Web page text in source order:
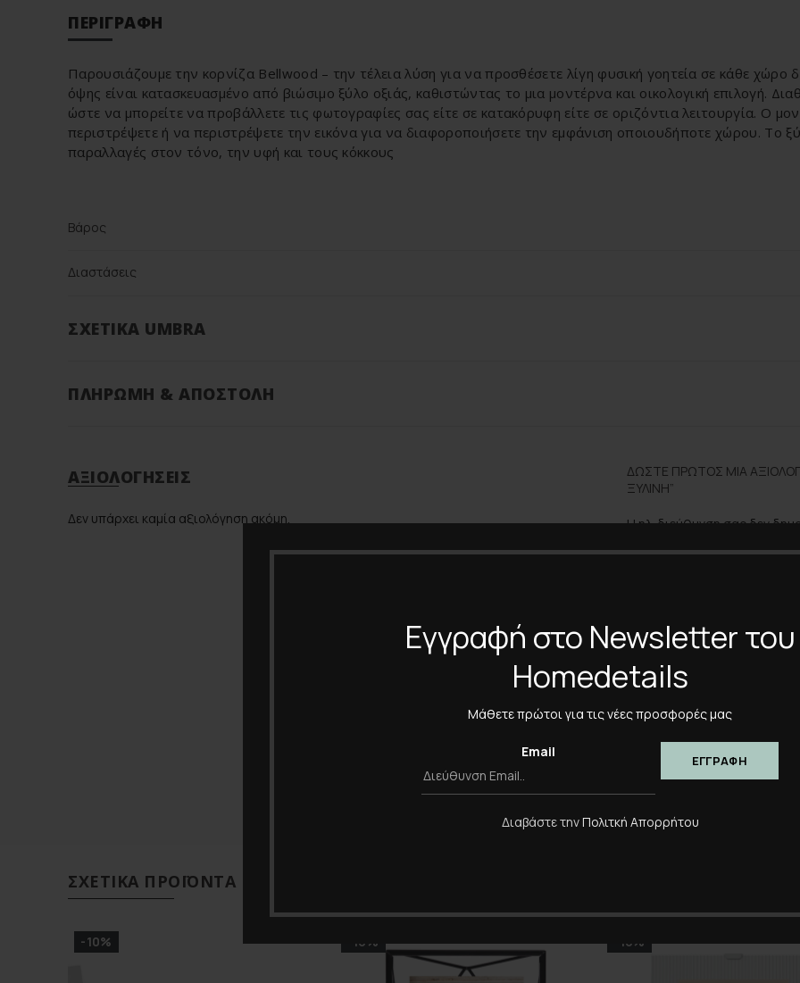
Εγγραφή στο Newsletter του
Homedetails
Μάθετε πρώτοι για τις νέες προσφορές μας
Email
Διαβάστε τηνΠολιτκή Απορρήτου
ΠΕΡΙΓΡΑΦΉ
Παρουσιάζουμε την κορνίζα Bellwood – την τέλεια λύση για να προσθέσετε λίγη φυσική γοητεία σε κάθε χώρο
όψης είναι κατασκευασμένο από βιώσιμο ξύλο οξιάς, καθιστώντας το μια μοντέρνα και οικολογική επιλογή.
ώστε να μπορείτε να προβάλλετε τις φωτογραφίες σας είτε σε κατακόρυφη είτε σε οριζόντια λειτουργία. Ο
περιστρέψετε ή να περιστρέψετε την εικόνα για να διαφοροποιήσετε την εμφάνιση οποιουδήποτε χώρου. Το
παραλλαγές στον τόνο, την υφή και τους κόκκους
Βάρος
Διαστάσεις
Υλικό
ΣΧΕΤΙΚΆ UMBRA
ΠΛΗΡΩΜΉ & ΑΠΟΣΤΟΛΉ
ΑΞΙΟΛΟΓΉΣΕΙΣ
Δεν υπάρχει καμία αξιολόγηση ακόμη.
ΔΏΣΤΕ ΠΡΏΤΟΣ ΜΊΑ
ΞΎΛΙΝΗ”
Η ηλ. διεύθυνση σας δεν
*
Όνομα*
Αποθήκευσε το όνομά
πλοηγό για την επόμενη
ΣΧΕΤΙΚΆ ΠΡΟΪΌΝΤΑ
-10% -10% -10%